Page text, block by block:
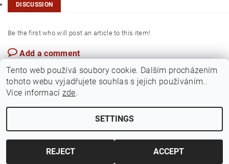
DISCUSSION
Be the first who will post an article to this item!
Add a comment
2026 ©Jawamarkt, all rights reserved.Edit cookie settings
Tento web používá soubory cookie. Dalším procházením
tohoto webu vyjadřujete souhlas s jejich používáním..
Více informací zde.
SETTINGS
REJECT ACCEPT